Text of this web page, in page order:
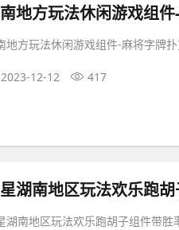
地方玩法休闲游戏组
地方玩法休闲游戏组件-麻将字牌
2023-12-12 417
湖南地区玩法欢乐跑
湖南地区玩法欢乐跑胡子组件带胜